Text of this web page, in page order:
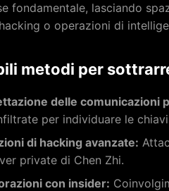
fondamentale, lasciando
o operazioni di
metodi per
delle comunicazioni
per individuare le
di hacking avanzate:
private di Chen Zhi.
con insider: